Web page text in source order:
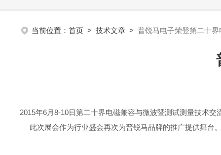
当前位置： 首页 > 技术文章 > 普锐马电子荣登第二十
2015年6月8-10日第二十界电磁兼容与微波暨测试测量技术交
此次展会作为行业盛会再次为普锐马品牌的推广提供舞台